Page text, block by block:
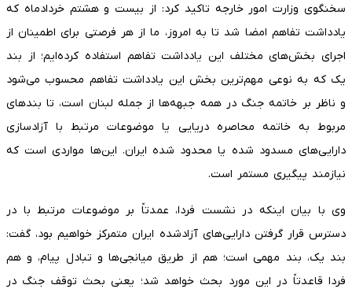
سخنگوی وزارت امور خارجه تاکید کرد: از بیست و هشتم خردادماه که
یادداشت تفاهم امضا شد تا به امروز، ما از هر فرصتی برای اطمینان از
اجرای بخش‌های مختلف این یادداشت تفاهم استفاده کرده‌ایم؛ از بند
یک که به نوعی مهم‌ترین بخش این یادداشت تفاهم محسوب می‌شود
و ناظر بر خاتمه جنگ در همه جبهه‌ها از جمله لبنان است، تا بندهای
مربوط به خاتمه محاصره دریایی یا موضوعات مرتبط با آزادسازی
دارایی‌های مسدود شده یا محدود شده ایران. این‌ها مواردی است که
نیازمند پیگیری مستمر است.
وی با بیان اینکه در نشست فردا، عمدتاً بر موضوعات مرتبط با در
دسترس قرار گرفتن دارایی‌های آزادشده ایران متمرکز خواهیم بود، گفت:
بند یک، بند مهمی است؛ هم از طریق میانجی‌ها و تبادل پیام، و هم
فردا قاعدتاً در این مورد بحث خواهد شد؛ یعنی بحث توقف جنگ در